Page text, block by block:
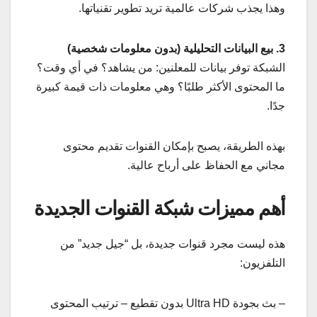
وهذا يجذب شركات عالمية تريد تطوير تقنياتها.
3. بيع البيانات التحليلية (بدون معلومات شخصية)
الشبكة توفر بيانات للمعلنين: من يشاهد؟ في أي وقت؟
ما المحتوى الأكثر طلبًا؟ وهي معلومات ذات قيمة كبيرة
جدًا.
بهذه الطريقة، يصبح بإمكان القنوات تقديم محتوى
مجاني مع الحفاظ على أرباح عالية.
أهم مميزات شبكة القنوات الجديدة
هذه ليست مجرد قنوات جديدة، بل “جيل جديد” من
التلفزيون:
– بث بجودة Ultra HD بدون تقطيع – ترتيب المحتوى